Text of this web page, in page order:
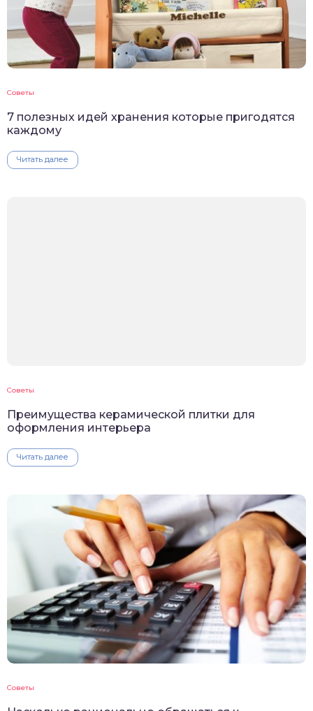
Советы
7 полезных идей хранения которые пригодятся
каждому
Читать далее
Советы
Преимущества керамической плитки для
оформления интерьера
Читать далее
Советы